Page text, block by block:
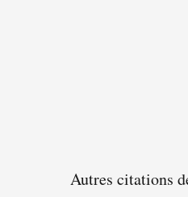
Autres citations